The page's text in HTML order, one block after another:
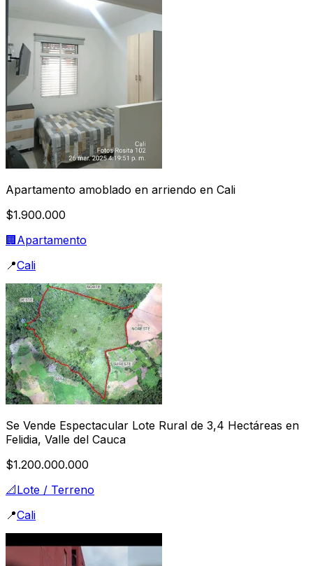
Apartamento amoblado en arriendo en Cali
$1.900.000
🏢 Apartamento
📍Cali
Se Vende Espectacular Lote Rural de 3,4 Hectáreas en
Felidia, Valle del Cauca
$1.200.000.000
📐 Lote / Terreno
📍Cali